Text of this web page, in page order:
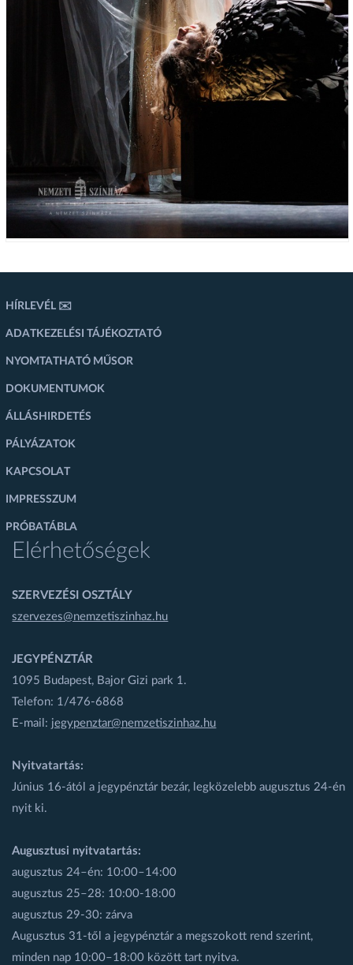
HÍRLEVÉL ✉️
ADATKEZELÉSI TÁJÉKOZTATÓ
NYOMTATHATÓ MŰSOR
DOKUMENTUMOK
ÁLLÁSHIRDETÉS
PÁLYÁZATOK
KAPCSOLAT
IMPRESSZUM
PRÓBATÁBLA
Elérhetőségek
SZERVEZÉSI OSZTÁLY
szervezes@nemzetiszinhaz.hu
JEGYPÉNZTÁR
1095 Budapest, Bajor Gizi park 1.
Telefon: 1/476-6868
E-mail: jegypenztar@nemzetiszinhaz.hu
Nyitvatartás:
Június 16-ától a jegypénztár bezár, legközelebb augusztus 24-én
nyit ki.
Augusztusi nyitvatartás:
augusztus 24–én: 10:00–14:00
augusztus 25–28: 10:00-18:00
augusztus 29-30: zárva
Augusztus 31-től a jegypénztár a megszokott rend szerint,
minden nap 10:00–18:00 között tart nyitva.